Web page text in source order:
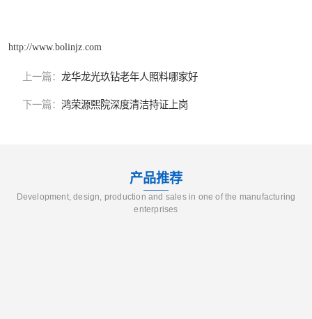
http://www.bolinjz.com
上一篇： 龙华龙光玖钻老年人照料哪家好
下一篇： 鸿荣源熙院深度清洁持证上岗
产品推荐
Development, design, production and sales in one of the manufacturing
enterprises